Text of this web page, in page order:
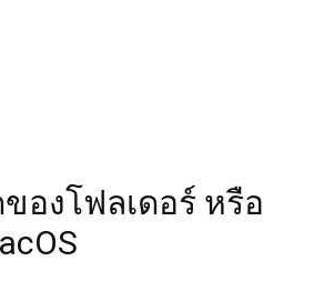
องโฟลเดอร์ หรือ